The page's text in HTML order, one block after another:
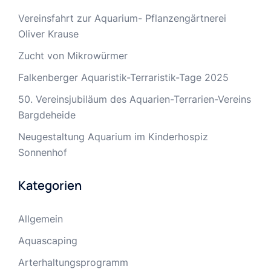
Vereinsfahrt zur Aquarium- Pflanzengärtnerei
Oliver Krause
Zucht von Mikrowürmer
Falkenberger Aquaristik-Terraristik-Tage 2025
50. Vereinsjubiläum des Aquarien-Terrarien-Vereins
Bargdeheide
Neugestaltung Aquarium im Kinderhospiz
Sonnenhof
Kategorien
Allgemein
Aquascaping
Arterhaltungsprogramm